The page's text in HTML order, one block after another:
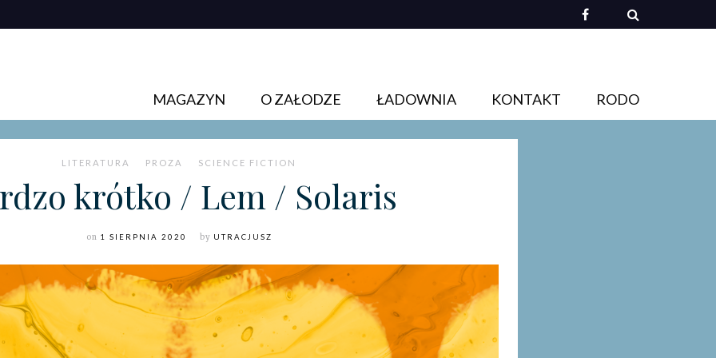
MAGAZYN O ZAŁODZE ŁADOWNIA KONTAKT RODO
LITERATURA PROZA SCIENCE FICTION
krótko / Lem / Solaris
on 1 SIERPNIA 2020 by UTRACJUSZ